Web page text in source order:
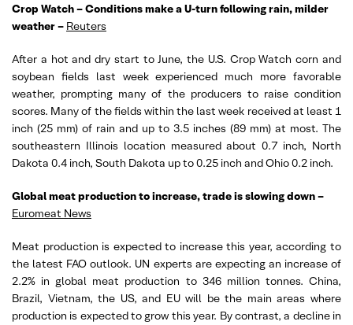
Crop Watch – Conditions make a U-turn following rain, milder
weather – Reuters
After a hot and dry start to June, the U.S. Crop Watch corn and
soybean fields last week experienced much more favorable
weather, prompting many of the producers to raise condition
scores. Many of the fields within the last week received at least 1
inch (25 mm) of rain and up to 3.5 inches (89 mm) at most. The
southeastern Illinois location measured about 0.7 inch, North
Dakota 0.4 inch, South Dakota up to 0.25 inch and Ohio 0.2 inch.
Global meat production to increase, trade is slowing down –
Euromeat News
Meat production is expected to increase this year, according to
the latest FAO outlook. UN experts are expecting an increase of
2.2% in global meat production to 346 million tonnes. China,
Brazil, Vietnam, the US, and EU will be the main areas where
production is expected to grow this year. By contrast, a decline in